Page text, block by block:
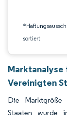
sortiert
Marktanalyse
Vereinigten
Die Marktgröße
Staaten wurde